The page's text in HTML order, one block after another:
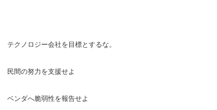
テクノロジー会社を目標とするな。
民間の努力を支援せよ
ベンダへ脆弱性を報告せよ